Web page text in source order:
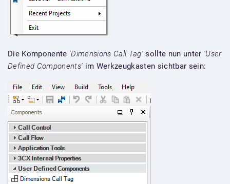
Die Komponente 'Dimensions Call Tag'sollte nun unter 'User
Defined Components' im Werkzeugkasten sichtbar sein: